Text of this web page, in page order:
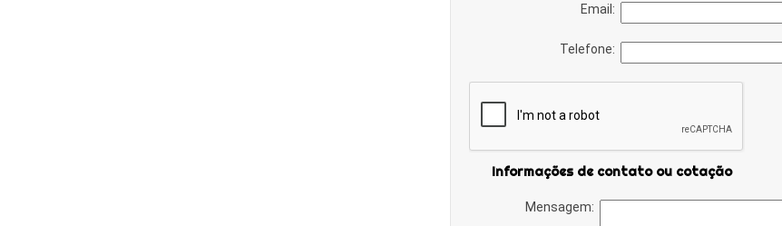
Email:
Telefone:
Informações de contato ou cotação
Mensagem: